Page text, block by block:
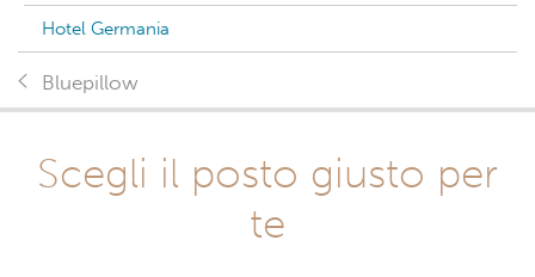
Hotel Germania
Bluepillow
Scegli il posto giusto per
te